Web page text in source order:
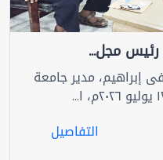
رئيس مجل...
إبراهيم، مدير جامعة
التفاصيل